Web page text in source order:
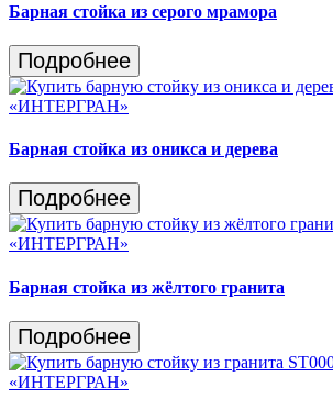
Барная стойка из серого мрамора
Подробнее
Барная стойка из оникса и дерева
Подробнее
Барная стойка из жёлтого гранита
Подробнее